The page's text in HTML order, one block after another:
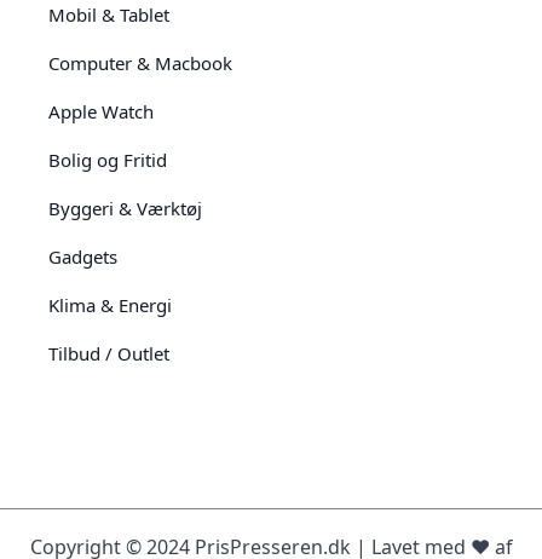
Mobil & Tablet
Computer & Macbook
Apple Watch
Bolig og Fritid
Byggeri & Værktøj
Gadgets
Klima & Energi
Tilbud / Outlet
Copyright © 2024 PrisPresseren.dk | Lavet med ♥️ af